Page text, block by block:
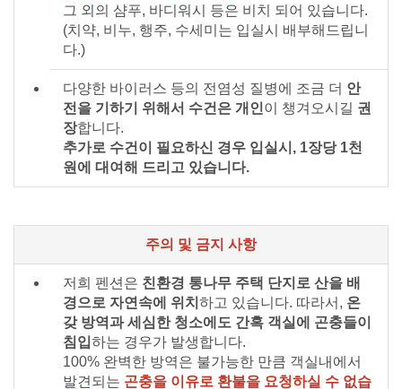
그 외의 샴푸, 바디워시 등은 비치 되어 있습니다.
(치약, 비누, 행주, 수세미는 입실시 배부해드립니
다.)
다양한 바이러스 등의 전염성 질병에 조금 더 안
전을 기하기 위해서 수건은 개인이 챙겨오시길 권
장합니다.
추가로 수건이 필요하신 경우 입실시, 1장당 1천
원에 대여해 드리고 있습니다.
주의 및 금지 사항
저희 펜션은 친환경 통나무 주택 단지로 산을 배
경으로 자연속에 위치 하고 있습니다. 따라서, 온
갖 방역과 세심한 청소에도 간혹 객실에 곤충들이
침입하는 경우가 발생합니다.
100% 완벽한 방역은 불가능한 만큼 객실내에서
발견되는 곤충을 이유로 환불을 요청하실 수 없습